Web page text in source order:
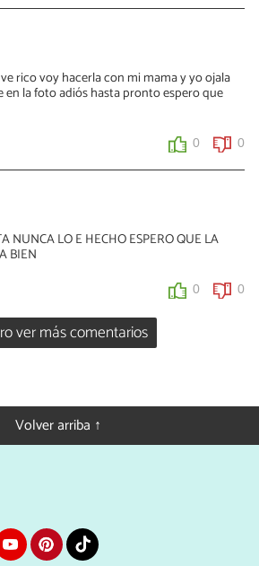
rico voy hacerla con mi mama y yo ojala
en la foto adiós hasta pronto espero que
0 0
NUNCA LO E HECHO ESPERO QUE LA
BIEN
0 0
ver más comentarios
Volver arriba ↑